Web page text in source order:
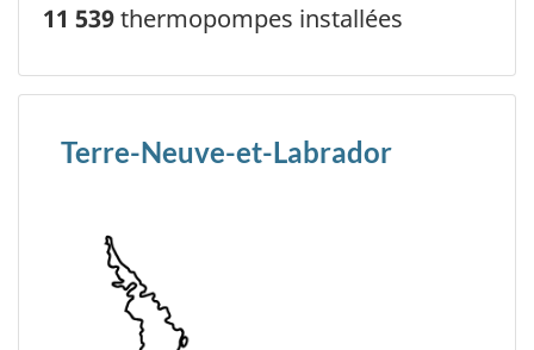
11 539thermopompes installées
Terre-Neuve-et-Labrador